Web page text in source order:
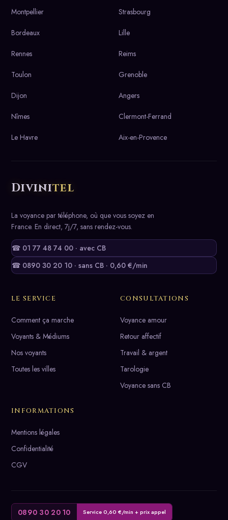
Montpellier Strasbourg
Bordeaux Lille
Rennes Reims
Toulon Grenoble
Dijon Angers
Nîmes Clermont-Ferrand
Le Havre Aix-en-Provence
Divinitel
La voyance par téléphone, où que vous soyez en
France. En direct, 7j/7, sans rendez-vous.
☎ 01 77 48 74 00 · avec CB
☎ 0890 30 20 10 · sans CB · 0,60 €/min
LE SERVICE
Comment ça marche
Voyants & Médiums
Nos voyants
Toutes les villes
CONSULTATIONS
Voyance amour
Retour affectif
Travail & argent
Tarologie
Voyance sans CB
INFORMATIONS
Mentions légales
Confidentialité
CGV
0890 30 20 10 Service 0,60 €/min + prix appel